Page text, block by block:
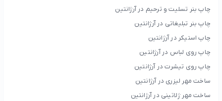
چاپ بنر تسلیت و ترحیم در آرژانتین
چاپ بنر تبلیغاتی در آرژانتین
چاپ استیکر در آرژانتین
چاپ روی لباس در آرژانتین
چاپ روی تیشرت در آرژانتین
ساخت مهر لیزری در آرژانتین
ساخت مهر ژلاتینی در آرژانتین